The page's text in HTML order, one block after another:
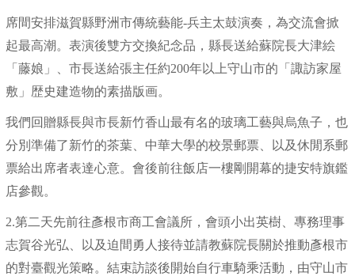
席間安排滋賀縣野洲市傳統藝能-兵主太鼓演奏，為交流會掀
起最高潮。表演後雙方交換紀念品，縣長送給蘇院長大津絵
「藤娘」、市長送給張主任約200年以上守山市的「諏訪家屋
敷」歴史建造物的素描版画。
我們回贈縣長與市長新竹香山最有名的玻璃工藝與烏魚子，也
分別準備了新竹的茶葉、中華大學的校景郵票、以及休閒系郵
票給出席者表達心意。會後前往飯店一樓剛開幕的捷安特旗鑑
店參觀。
2.第二天先前往彥根市商工會議所，會頭小出英樹、專務理事
志賀谷光弘、以及迫間勇人接待並請教蘇院長關於推動彥根市
的對臺觀光策略。結束訪談後開始自行車騎乘活動，由守山市